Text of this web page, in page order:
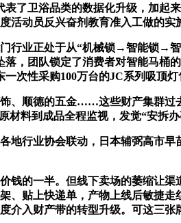
了卫浴品类的数据化升级，加起
动员反兴奋剂教育准入工做的实
业正处于从“机械锁→智能锁→
，团队锁定了消费者对智能马
次性采购100万台的JC系列吸顶灯
、顺德的五金……这些财产集群过
料到成品全程监视，发觉“安拆
行业协会联动，日本辅弼高市早
的一半。但线下卖场的萎缩让渠
贴上快递单，产物上线后敏捷走
入财产带的转型升级。可这三张